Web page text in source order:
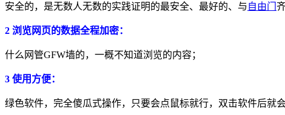
安全的，是无数人无数的实践证明的最安全、最好的、与自由门
2 浏览网页的数据全程加密：
什么网管GFW墙的，一概不知道浏览的内容；
3 使用方便：
绿色软件，完全傻瓜式操作，只要会点鼠标就行，双击软件后就